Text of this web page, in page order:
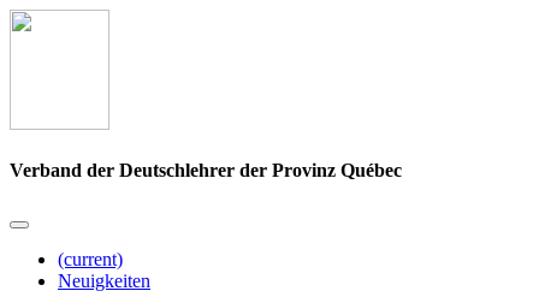
Verband der Deutschlehrer der Provinz Québec
(current)
Neuigkeiten